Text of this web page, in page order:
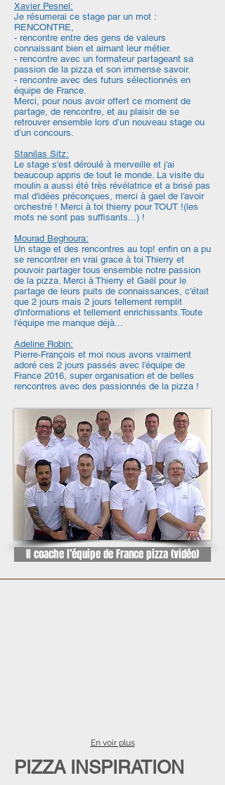
Xavier Pesnel:
Je résumerai ce stage par un mot :
RENCONTRE,
- rencontre entre des gens de valeurs
connaissant bien et aimant leur métier.
- rencontre avec un formateur partageant sa
passion de la pizza et son immense savoir.
- rencontre avec des futurs sélectionnés en
équipe de France.
Merci, pour nous avoir offert ce moment de
partage, de rencontre, et au plaisir de se
retrouver ensemble lors d’un nouveau stage ou
d’un concours.
Stanilas Sitz:
Le stage s'est déroulé à merveille et j'ai
beaucoup appris de tout le monde. La visite du
moulin a aussi été très révélatrice et a brisé pas
mal d'idées préconçues, merci à gael de l'avoir
orchestré ! Merci à toi thierry pour TOUT !(les
mots ne sont pas suffisants...) !
Mourad Beghoura:
Un stage et des rencontres au top! enfin on a pu
se rencontrer en vrai grace à toi Thierry et
pouvoir partager tous ensemble notre passion
de la pizza. Merci à Thierry et Gaël pour le
partage de leurs puits de connaissances, c'était
que 2 jours mais 2 jours tellement remplit
d'informations et tellement enrichissants.Toute
l'équipe me manque déjà...
Adeline Robin:
Pierre-François et moi nous avons vraiment
adoré ces 2 jours passés avec l'équipe de
France 2016, super organisation et de belles
rencontres avec des passionnés de la pizza !
Il coache l’équipe de France pizza (vidéo)
En voir plus
PIZZA INSPIRATION